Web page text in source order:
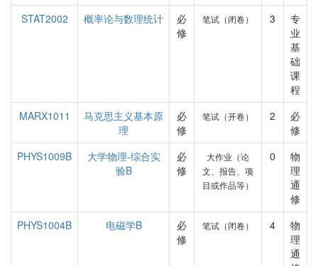
STAT2002
概率论与数理统计
必
修
笔试（闭卷） 3
专
业
基
础
课
程
MARX1011
马克思主义基本原
理
必
修
笔试（开卷） 2
必
修
PHYS1009B
大学物理-综合实
验B
必
修
大作业（论
文、报告、项
目或作品等）
0
物
理
通
修
PHYS1004B
电磁学B
必
修
笔试（闭卷） 4
物
理
通